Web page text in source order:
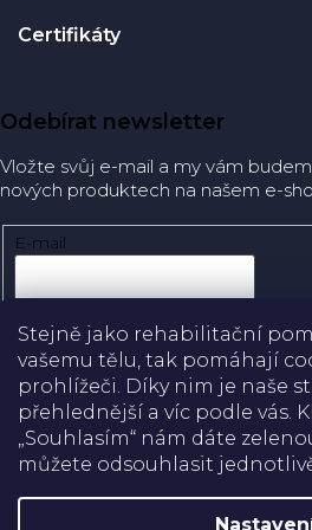
Stejně jako rehabilitační
vašemu tělu, tak pomáhají
prohlížeči. Díky nim je naše
přehlednější a víc podle vás.
„Souhlasím“ nám dáte
můžete odsouhlasit jednotlivě
Certifikáty
Doprava
Platba
Odebírat newsletter
Vložte svůj e-mail a my vám
nových produktech na našem e-
E-mail
Přihlásit se